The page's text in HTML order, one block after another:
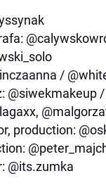
/
@siwekmakeup
production:
@its.zumka